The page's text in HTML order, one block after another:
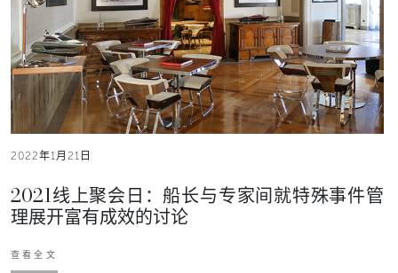
2022年1月21日
2021线上聚会日：船长与专家间就特殊事件管
理展开富有成效的讨论
查看全文